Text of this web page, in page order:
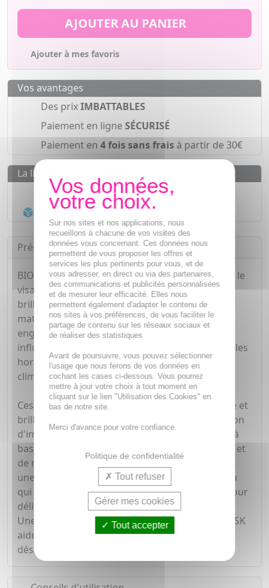
AJOUTER AU PANIER
Ajouter à mes favoris
Vos avantages
Des prixIMBATTABLES
Paiement en ligne SÉCURISÉ
Paiement en 4 fois sans fraisà partir de 30€
La livraison
Livraison gratuite dès55€
Acheminement Chronopost
Présentation
BIOCYTE CUCUMBER MASK est un masque pour le
visage pour les personnes à la peau grasse et
brillante qui souhaitent un soin purifiant et
matifiant. La production excessive de sébum
engendre une peau grasse et certains facteurs
influencent grandement sa production tels que les
hormones, l'âge, les changements de saison et
climat.
Ces facteurs peuvent entraîner une peau grasse et
brillante et favoriser progressivement l'apparition
d'imperfections. CUCUMBER MASK est formulé à
base d'extrait de concombre, d'huile de tea tree et
de matmarine® sur un support en bio-cellulose,
une nano fibre 100% biocompatible avec la peau
qui agit comme une seconde couche de peau pour
délivrer plus d'actifs.
Une application par semaine de CUCUMBER MASK
aide à réguler la production de sébum et
désincruster les pores.
Sur nos sites et nos applications, nous
recueillons à chacune de vos visites des
données vous concernant. Ces données nous
permettent de vous proposer les offres et
services les plus pertinents pour vous, et de
vous adresser, en direct ou via des partenaires,
des communications et publicités personnalisées
et de mesurer leur efficacité. Elles nous
permettent également d'adapter le contenu de
nos sites à vos préférences, de vous faciliter le
partage de contenu sur les réseaux sociaux et
de réaliser des statistiques
Avant de poursuivre, vous pouvez sélectionner
l'usage que nous ferons de vos données en
cochant les cases ci-dessous. Vous pourrez
mettre à jour votre choix à tout moment en
cliquant sur le lien "Utilisation des Cookies" en
bas de notre site.
Merci d'avance pour votre confiance.
Politique de confidentialité
Tout refuser
Gérer mes cookies
Tout accepter